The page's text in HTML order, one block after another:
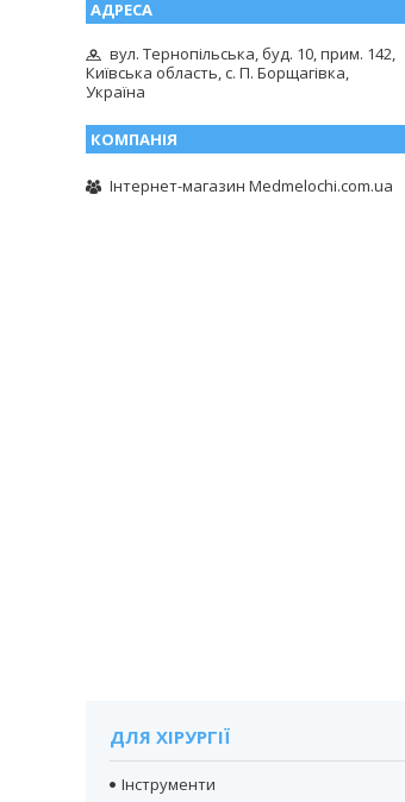
вул. Тернопільська, буд. 10, прим. 142,
Київська область, с. П. Борщагівка,
Україна
Інтернет-магазин Medmelochi.com.ua
ДЛЯ ХІРУРГІЇ
Інструменти